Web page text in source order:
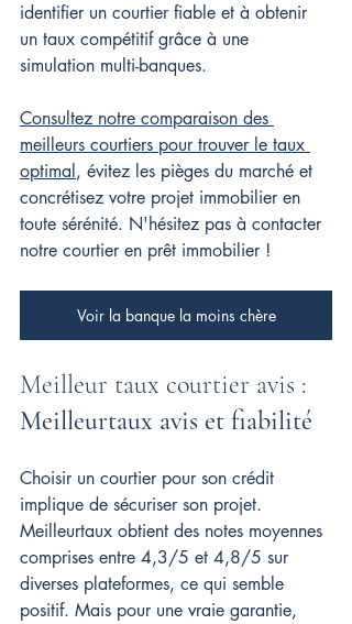
identifier un courtier fiable et à obtenir
un taux compétitif grâce à une
simulation multi-banques.
Consultez notre comparaison des
meilleurs courtiers pour trouver le taux
optimal , évitez les pièges du marché et
concrétisez votre projet immobilier en
toute sérénité. N'hésitez pas à contacter
notre courtier en prêt immobilier !
Voir la banque la moins chère
Meilleur taux courtier avis :
Meilleurtaux avis et fiabilité
Choisir un courtier pour son crédit
implique de sécuriser son projet.
Meilleurtaux obtient des notes moyennes
comprises entre 4,3/5 et 4,8/5 sur
diverses plateformes, ce qui semble
positif. Mais pour une vraie garantie,